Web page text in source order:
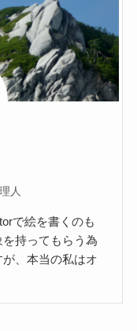
人
で絵を書くのも
持ってもらう為
、本当の私はオ